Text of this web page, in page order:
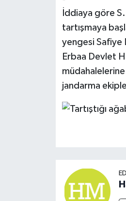
İddiaya göre
tartışmaya
yengesi Safiye
Erbaa Devlet
müdahalelerine
jandarma